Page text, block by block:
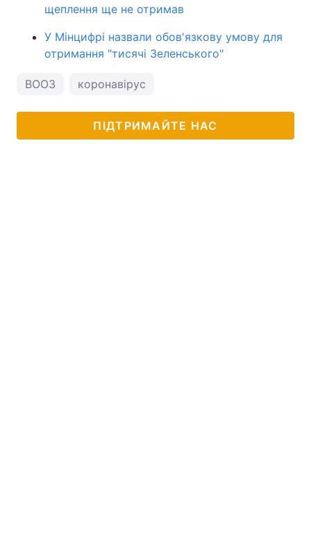
щеплення ще не отримав
У Мінцифрі назвали обов'язкову умову для
отримання "тисячі Зеленського"
ВООЗ коронавірус
ПІДТРИМАЙТЕ НАС